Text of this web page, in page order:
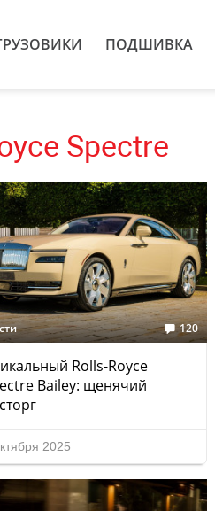
ПОДШИВКА
Spectre
120
Rolls-Royce
Bailey: щенячий
2025